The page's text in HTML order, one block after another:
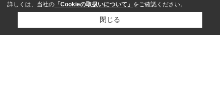
詳しくは、当社の 「Cookieの取扱いについて」 をご確認ください。
閉じる